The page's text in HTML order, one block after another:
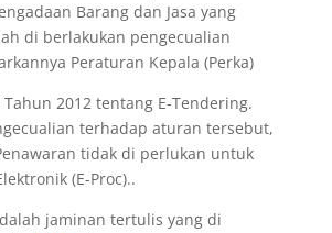
Barang dan Jasa yang
di berlakukan pengecualian
Peraturan Kepala (Perka)
Tahun 2012 tentang E-Tendering.
terhadap aturan tersebut,
tidak di perlukan untuk
(E-Proc)..
jaminan tertulis yang di